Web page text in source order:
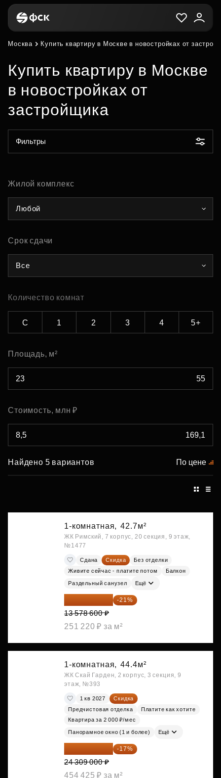
Москва Купить квартиру в Москве в новостройках от
Купить квартиру в Москве
в новостройках от
застройщика
Фильтры
Жилой комплекс
Любой
Срок сдачи
Все
Количество комнат
С 1 2 3 4 5+
Площадь, м²
Стоимость, млн ₽
Найдено 5 вариантов По цене
1-комнатная, 42.7м²
ЖК Римский, 7 корпус, 20 секция, 9 этаж,
№1477
Сдана Скидка
Без отделки
Живите сейчас - платите потом
Балкон
Раздельный санузел Ещё
10 727 094 ₽ -21%
13 578 600 ₽
251 220 ₽ за м²
1-комнатная, 44.4м²
ЖК Скай Гарден, 2 корпус, 3 секция, 9
этаж, №393
1 кв 2027
Скидка
Предчистовая отделка
Платите как хотите
Квартира за 2 000 ₽/мес
Панорамное окно (1 и более) Ещё
20 176 470 ₽ -17%
24 309 000 ₽
454 425 ₽ за м²